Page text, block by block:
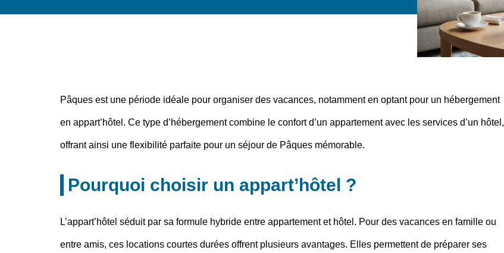
Pâquesest une période idéale pour organiser des vacances, notamment en optant pour un hébergement
en appart’hôtel . Ce type d’hébergement combine le confort d’un appartement avec les services d’un hôtel,
offrant ainsi une flexibilité parfaite pour un séjour de Pâques mémorable.
Pourquoi choisir un appart’hôtel ?
L’appart’hôtel séduit par sa formule hybride entre appartement et hôtel. Pour des vacances en famille ou
entre amis, ces locations courtes duréesoffrent plusieurs avantages. Elles permettent de préparer ses